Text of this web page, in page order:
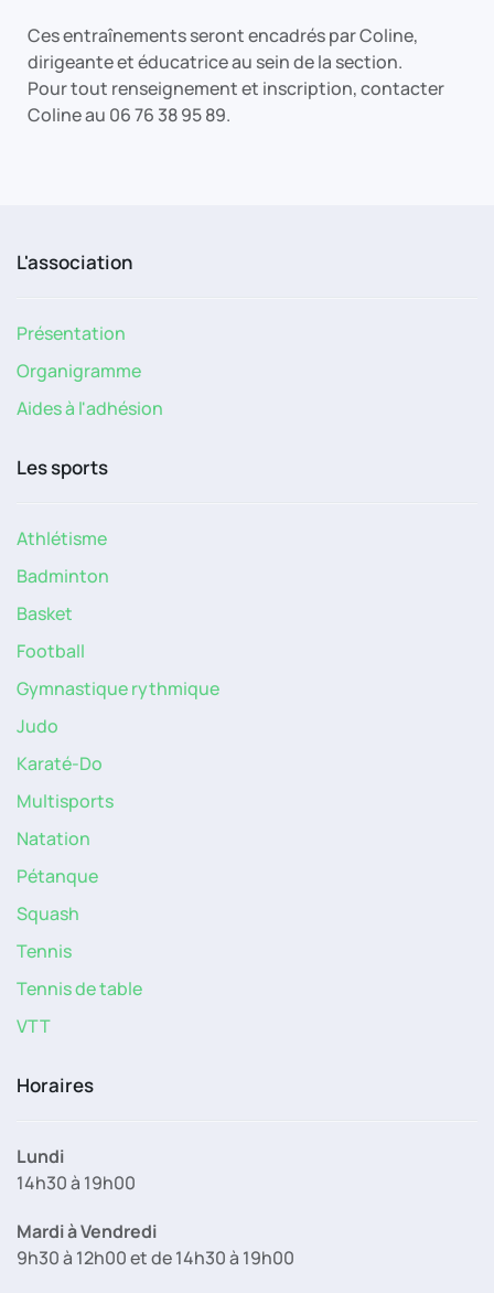
Ces entraînements seront encadrés par Coline,
dirigeante et éducatrice au sein de la section.
Pour tout renseignement et inscription, contacter
Coline au 06 76 38 95 89.
L'association
Présentation
Organigramme
Aides à l'adhésion
Les sports
Athlétisme
Badminton
Basket
Football
Gymnastique rythmique
Judo
Karaté-Do
Multisports
Natation
Pétanque
Squash
Tennis
Tennis de table
VTT
Horaires
Lundi
14h30 à 19h00
Mardi à Vendredi
9h30 à 12h00 et de 14h30 à 19h00